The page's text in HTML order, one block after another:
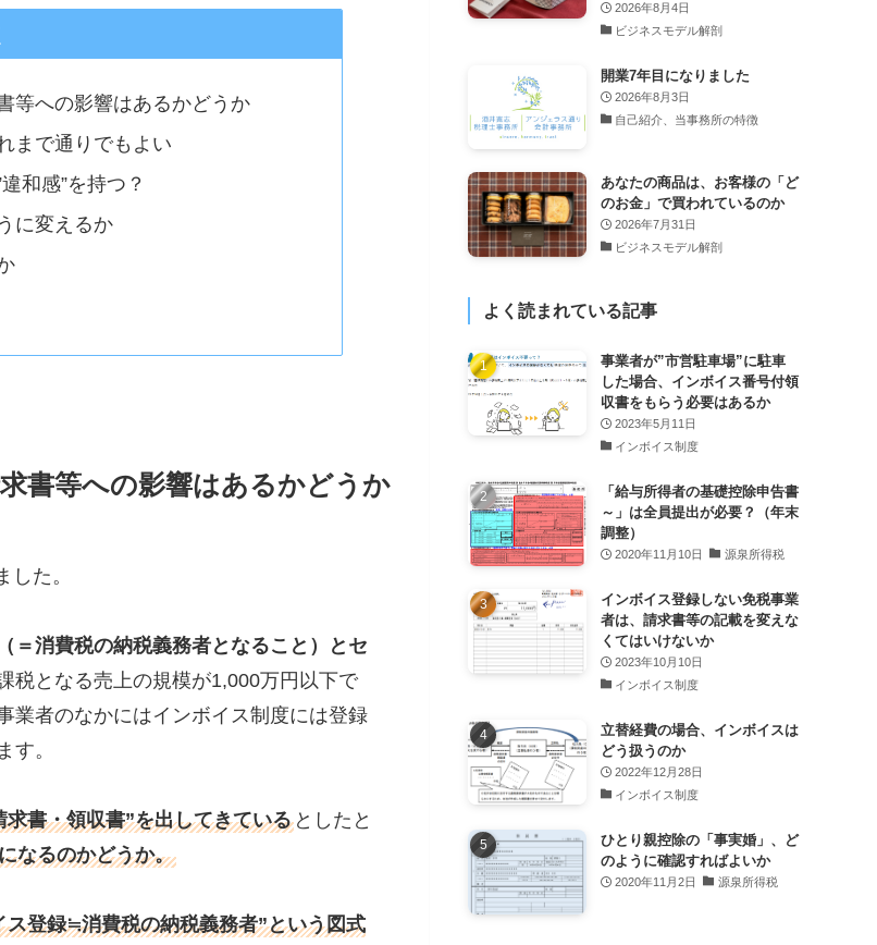
等への影響はあるかどうか
まで通りでもよい
和感”を持つ？
に変えるか
書等への影響はあるかどうか
た。
＝消費税の納税義務者となること）とセ
税となる売上の規模が1,000万円以下で
業者のなかにはインボイス制度には登録
す。
書・領収書”を出してきている としたと
なるのかどうか。
登録≒消費税の納税義務者”という図式
2026年8月4日
ビジネスモデル解剖
開業7年目になりました
2026年8月3日
自己紹介、当事務所の特徴
あなたの商品は、お客様の「ど
のお金」で買われているのか
2026年7月31日
ビジネスモデル解剖
よく読まれている記事
事業者が”市営駐車場”に駐車
した場合、インボイス番号付領
収書をもらう必要はあるか
2023年5月11日
インボイス制度
「給与所得者の基礎控除申告書
～」は全員提出が必要？（年末
調整）
2020年11月10日 源泉所得税
インボイス登録しない免税事業
者は、請求書等の記載を変えな
くてはいけないか
2023年10月10日
インボイス制度
立替経費の場合、インボイスは
どう扱うのか
2022年12月28日
インボイス制度
ひとり親控除の「事実婚」、ど
のように確認すればよいか
2020年11月2日 源泉所得税